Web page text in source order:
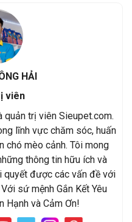
HẢI
viên
quản trị viên Sieupet.com.
lĩnh vực chăm sóc, huấn
chó mèo cảnh. Tôi mong
thông tin hữu ích và
quyết được các vấn đề với
sứ mệnh Gắn Kết Yêu
Hạnh và Cảm Ơn!